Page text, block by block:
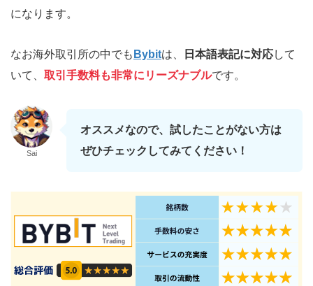
になります。
なお海外取引所の中でも Bybitは、 日本語表記に対応して
いて、 取引手数料も非常にリーズナブルです。
Sai
オススメなので、試したことがない方は
ぜひチェックしてみてください！